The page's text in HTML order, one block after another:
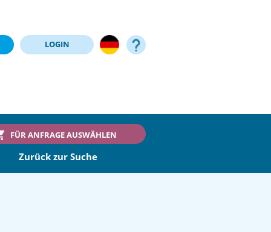
LOGIN
FÜR ANFRAGE AUSWÄHLEN
Zurück zur Suche